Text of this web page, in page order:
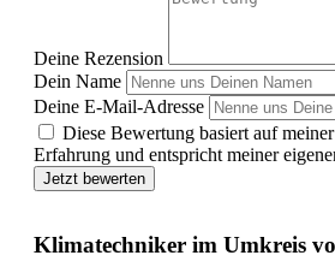
Deine Rezension
Dein Name
Deine E-Mail-Adresse
Diese Bewertung basiert auf
Erfahrung und entspricht meiner
Jetzt bewerten
Klimatechniker im Umkreis